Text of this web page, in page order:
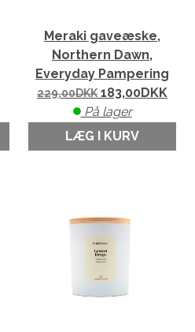
Meraki gaveæske,
Northern Dawn,
Everyday Pampering
229,00DKK 183,00DKK
På lager
LÆG I KURV